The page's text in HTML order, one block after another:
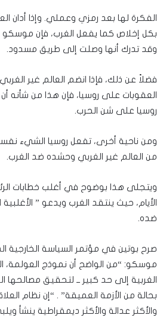
الفكرة لها بعد رمزي وعملي. وإذا أدان
بكل إخلاص كما يفعل الغرب، فإن
وقد تدرك أنها وصلت إلى طريق مسدود.
فضلاً عن ذلك، فإذا انضم العالم غير
العقوبات على روسيا، فإن هذا من شأنه
روسيا على شن الحرب.
ومن ناحية أخرى، تفعل روسيا الشيء
من العالم غير الغربي وحشده ضد الغرب.
ويتجلى هذا بوضوح في أغلب خطابات
الأيام، حيث ينتقد الغرب ويدعو ”
ضده.
صرح بوتين في مؤتمر السياسة
موسكو: “من الواضح أن نموذج العولمة،
الغربية إلى حد كبير ــ لتحقيق مصالحها
بحالة من الأزمة العميقة” . “إن نظام
والأكثر عدالة والأكثر ديمقراطية ينشأ